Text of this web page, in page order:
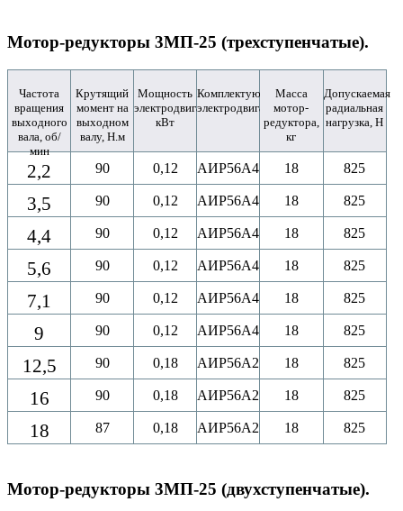
Мотор-редукторы 3МП-25 (трехступенчатые).
Частота
вращения
выходного
вала, об/
мин
Крутящий
момент на
выходном
валу, Н.м
Мощность
электродвигателя,
кВт
Комплектующий
электродвигатель
Масса
мотор-
редуктора,
кг
Допускаемая
радиальная
нагрузка, Н
2,2 90 0,12 АИР56A4 18 825
3,5 90 0,12 АИР56A4 18 825
4,4 90 0,12 АИР56A4 18 825
5,6 90 0,12 АИР56A4 18 825
7,1 90 0,12 АИР56A4 18 825
9 90 0,12 АИР56A4 18 825
12,5 90 0,18 АИР56A2 18 825
16 90 0,18 АИР56A2 18 825
18 87 0,18 АИР56A2 18 825
Мотор-редукторы 3МП-25 (двухступенчатые).